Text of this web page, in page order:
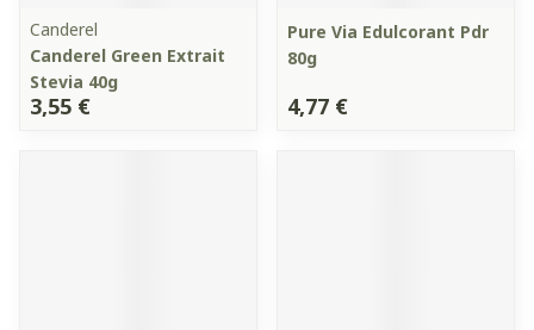
Canderel
Canderel Green Extrait
Stevia 40g
3,55 €
Pure Via Edulcorant Pdr
80g
4,77 €